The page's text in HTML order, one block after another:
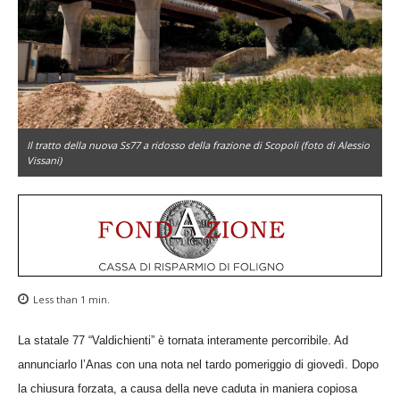
Il tratto della nuova Ss77 a ridosso della frazione di Scopoli (foto di Alessio
Vissani)
Less than 1 min.
La statale 77 “Valdichienti” è tornata interamente percorribile. Ad
annunciarlo l’Anas con una nota nel tardo pomeriggio di giovedì. Dopo
la chiusura forzata, a causa della neve caduta in maniera copiosa